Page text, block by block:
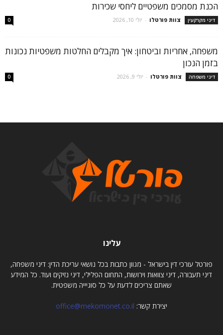
הכנת מסמכים משפטיים ליחסי שכירות
דיני מקרקעין צוות פורטלו - יולי 10, 2026 0
משפחה, אחריות וביטחון: איך מקבלים החלטות משפטיות נכונות
בזמן הנכון
דיני משפחה צוות פורטלו - יולי 9, 2026 0
עלינו
פורטל עורכי דין בישראל - מגוון כתבות בכל נושאי עריכת הדין: דיני משפחה,
דיני תעבורה, דיני צוואות וירושות, התחום הפלילי, דיני נזיקים ועוד. כל המידע
שאתם צריכים לדעת על כל סוגיייה משפטית.
יצירת קשר: office@mekomonet.co.il